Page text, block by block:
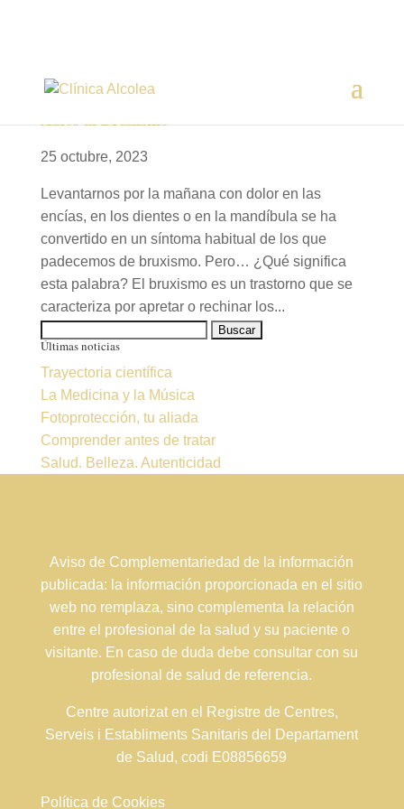
Adiós al Bruxismo
25 octubre, 2023
Levantarnos por la mañana con dolor en las
encías, en los dientes o en la mandíbula se ha
convertido en un síntoma habitual de los que
padecemos de bruxismo. Pero… ¿Qué significa
esta palabra? El bruxismo es un trastorno que se
caracteriza por apretar o rechinar los...
Últimas noticias
Trayectoria científica
La Medicina y la Música
Fotoprotección, tu aliada
Comprender antes de tratar
Salud. Belleza. Autenticidad
Aviso de Complementariedad de la información
publicada: la información proporcionada en el sitio
web no remplaza, sino complementa la relación
entre el profesional de la salud y su paciente o
visitante. En caso de duda debe consultar con su
profesional de salud de referencia.
Centre autorizat en el Registre de Centres,
Serveis i Establiments Sanitaris del Departament
de Salud, codi E08856659
Política de Cookies